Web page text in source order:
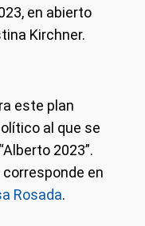
en abierto
Kirchner.
este plan
al que se
2023”.
en
Rosada.